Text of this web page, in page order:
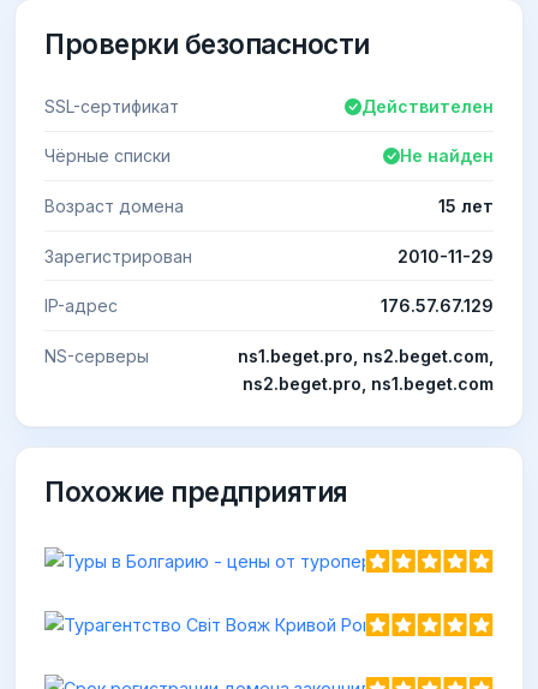
Проверки безопасности
SSL-сертификат Действителен
Чёрные списки Не найден
Возраст домена 15 лет
Зарегистрирован 2010-11-29
IP-адрес 176.57.67.129
NS-серверы
ns1.beget.pro, ns2.beget.com,
ns2.beget.pro, ns1.beget.com
Похожие предприятия
Срок